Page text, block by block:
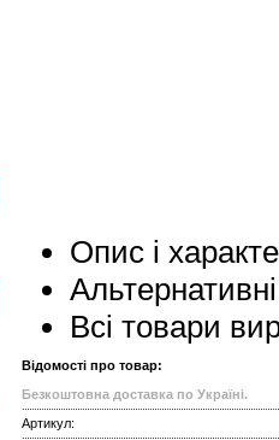
Опис і
Всі товари
Відомості про товар:
Безкоштовна доставка по Україні.
Артикул: